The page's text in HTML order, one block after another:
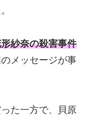
紗奈の殺害事件
メッセージが事
た一方で、貝原